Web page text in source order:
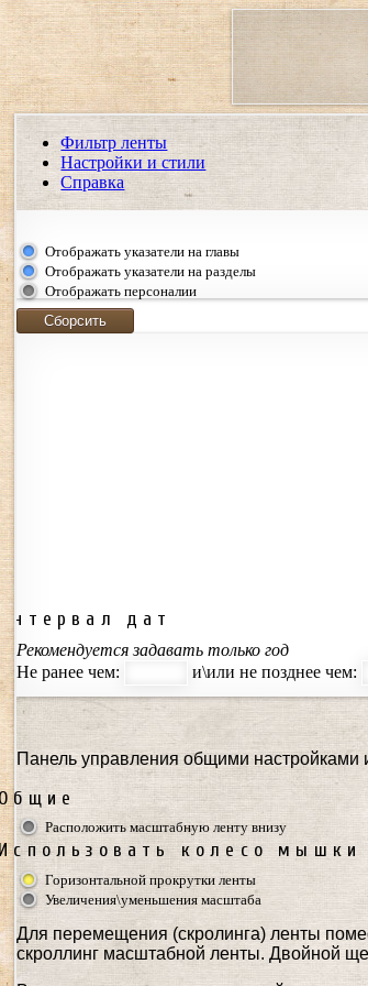
Фильтр ленты
Настройки и стили
Справка
события региона
Показать события только выбранных
события.
Отображать указатели на главы
Отображать указатели на разделы
Отображать персоналии
дат
Рекомендуется задавать только год
Не ранее чем:
и\или не позднее чем:
Панель управления общими настройками
Расположить масштабную ленту внизу
колесо мышки
Горизонтальной прокрутки ленты
Увеличения\уменьшения масштаба
Для перемещения (скролинга) ленты
скроллинг масштабной ленты. Двойной